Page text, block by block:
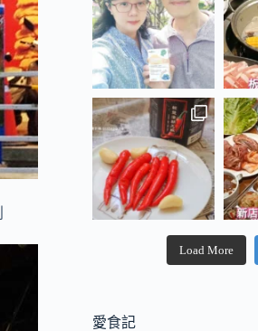
Load More
愛食記